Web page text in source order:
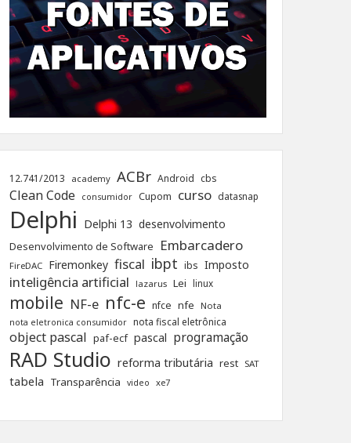
12.741/2013 academy ACBr Android cbs
Clean Code consumidor Cupom curso datasnap
Delphi Delphi 13 desenvolvimento
Desenvolvimento de Software Embarcadero
FireDAC Firemonkey fiscal ibpt ibs Imposto
inteligência artificial lazarus Lei linux
mobile NF-e nfc-e nfce nfe Nota
nota eletronica consumidor nota fiscal eletrônica
object pascal paf-ecf pascal programação
RAD Studio reforma tributária rest SAT
tabela Transparência video xe7